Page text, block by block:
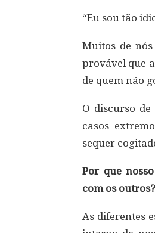
“Eu sou tão
Muitos de
provável que
de quem não
O discurso
casos
sequer
Por que
com os outros?
As diferentes